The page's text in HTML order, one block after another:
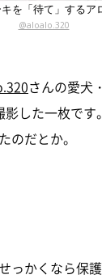
を「待て」するア
@aloalo.320
さんの愛犬
した一枚で
のだとか。
っかくなら保